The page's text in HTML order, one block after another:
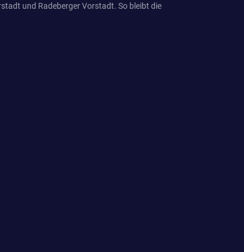
und Radeberger Vorstadt. So bleibt die